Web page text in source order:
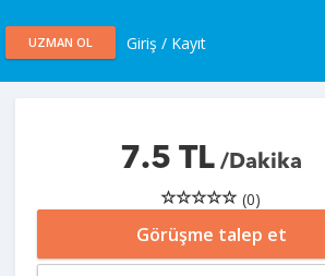
UZMAN OL Giriş / Kayıt
7.5 TL /Dakika
(0)
Görüşme talep et